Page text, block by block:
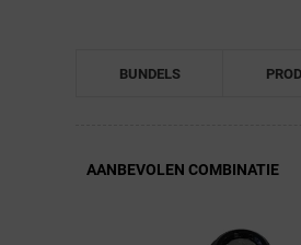
BUNDELS
AANBEVOLEN COMBINATIE